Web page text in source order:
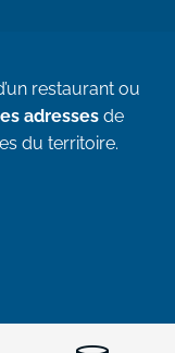
restaurant ou
adresses de
du territoire.
aux